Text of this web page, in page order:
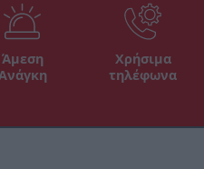
Άμεση
Χρήσιμα
τηλέφωνα